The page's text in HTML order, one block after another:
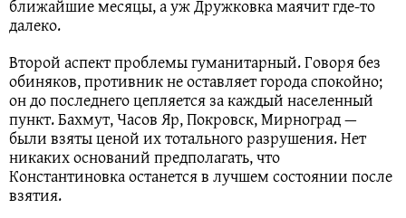
ближайшие месяцы, а уж Дружковка маячит где-то
далеко.
Второй аспект проблемы гуманитарный. Говоря без
обиняков, противник не оставляет города спокойно;
он до последнего цепляется за каждый населенный
пункт. Бахмут, Часов Яр, Покровск, Мирноград —
были взяты ценой их тотального разрушения. Нет
никаких оснований предполагать, что
Константиновка останется в лучшем состоянии после
взятия.